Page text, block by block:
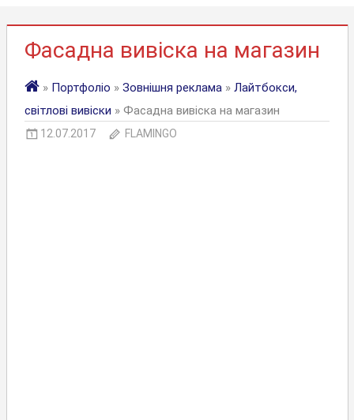
Фасадна вивіска на магазин
» Портфоліо » Зовнішня реклама » Лайтбокси,
світлові вивіски » Фасадна вивіска на магазин
12.07.2017 FLAMINGO